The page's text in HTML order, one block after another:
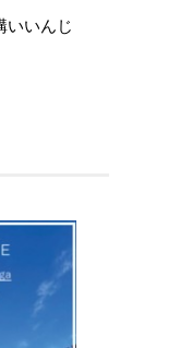
いいんじ